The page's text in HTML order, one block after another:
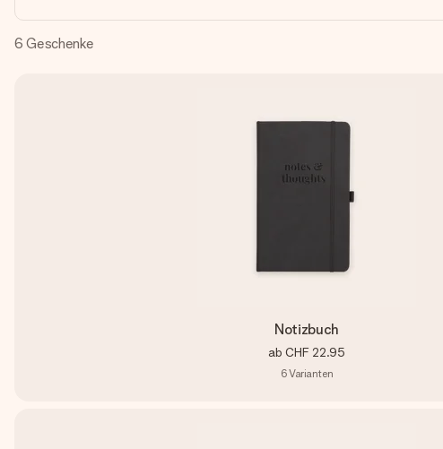
6 Geschenke
Notizbuch
ab CHF 22.95
6Varianten